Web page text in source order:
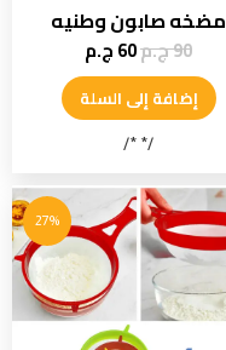
مضخه صابون وطنيه
90ج.م60ج.م
إضافة إلى السلة
/* */
27%